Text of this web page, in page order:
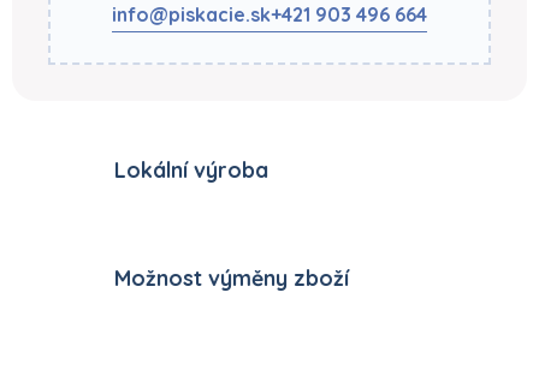
info@piskacie.sk+421 903 496 664
Lokální výroba
Možnost výměny zboží